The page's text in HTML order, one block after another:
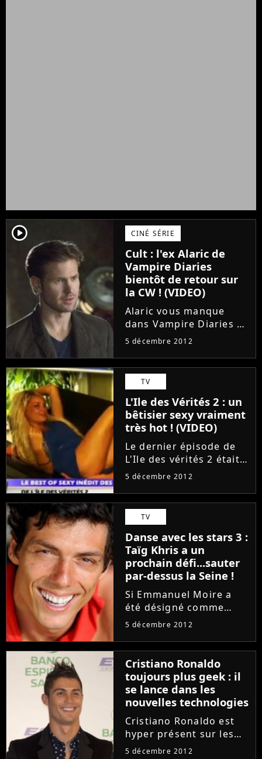
player2 CINÉ SÉRIE
Cult : l'ex Alaric de
Vampire Diaries
bientôt de retour sur
la CW ! (VIDEO)
Alaric vous manque
dans Vampire Diaries ?
Bonne nouvelle, son
est bientôt de retour !
En effet, sa nouvelle
série Cult vient de
bénéficier d'une
programmation...
5 décembre 2012
TV
L'Ile des Vérités 2 : un
bêtisier sexy vraiment
très hot ! (VIDEO)
Le dernier épisode de
L'Ile des vérités 2 était
diffusé lundi 3
12, avant que tous les
candidats ne se
retrouvent sur le
plateau pour fêter la fin
du show. D'ailleurs...
5 décembre 2012
TV
Danse avec les stars 3 :
Taïg Khris a un
prochain défi...sauter
par-dessus la Seine !
Si Emmanuel Moire a
été désigné comme
grand gagnant, ce
2012, les candidats de
Danse avec les stars 3
doivent donc désormais
retourner à leurs vies
de tous les...
5 décembre 2012
Cristiano Ronaldo
toujours plus geek : il
se lance dans les
nouvelles technologies
Cristiano Ronaldo est
hyper présent sur les
réseaux sociaux. En plus
5 décembre 2012